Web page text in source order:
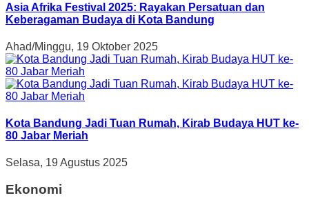
Asia Afrika Festival 2025: Rayakan Persatuan dan
Keberagaman Budaya di Kota Bandung
Ahad/Minggu, 19 Oktober 2025
Kota Bandung Jadi Tuan Rumah, Kirab Budaya HUT ke-
80 Jabar Meriah
Selasa, 19 Agustus 2025
Ekonomi